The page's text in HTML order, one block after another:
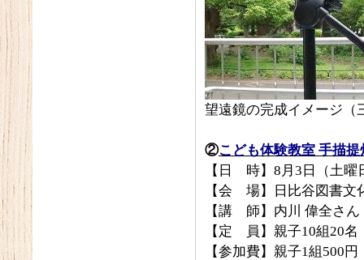
望遠鏡の完成イメージ（
②こども体験教室 手描
【日 時】8月3日（土曜
【会 場】日比谷図書文
【講 師】内川 偉全さん
【定 員】親子10組20名
【参加費】親子1組500